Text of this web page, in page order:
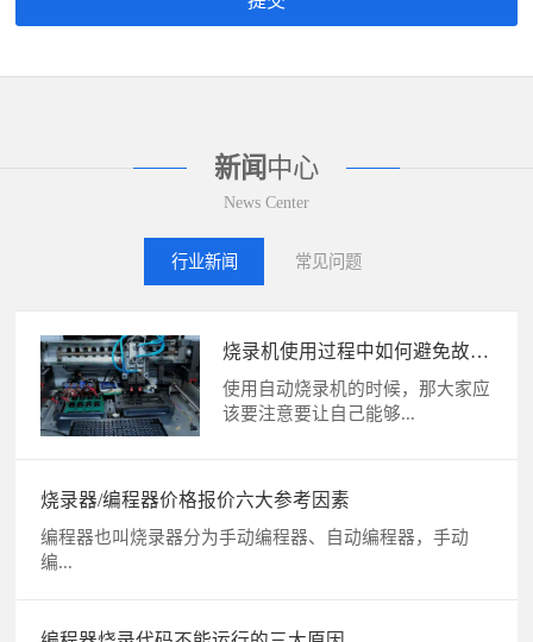
新闻 中心
News Center
行业新闻 常见问题
烧录器常用的五种编程语言介绍
1、梯形图语言（LD） 梯形图语言
是PLC程序设计...
烧录器作业位烧录NG原因及解
机器生产中若呈现缺点需求处理，